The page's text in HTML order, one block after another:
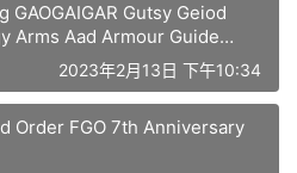
GAOGAIGAR Gutsy Geiod
Arms Aad Armour Guide
2023年2月13日 下午10:34
Order FGO 7th Anniversary